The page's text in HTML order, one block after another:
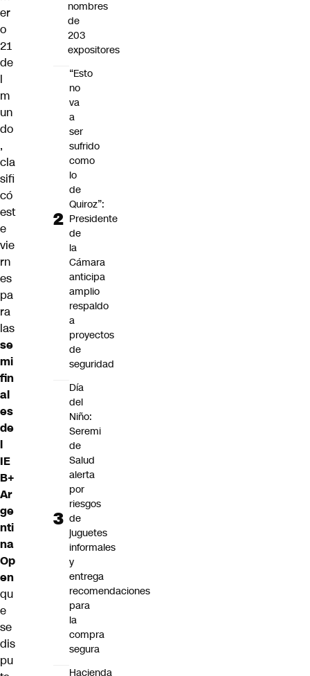
er
o
21
de
l
m
un
do
,
cla
sifi
có
est
e
vie
rn
es
pa
ra
las
se
mi
fin
al
es
de
l
IE
B+
Ar
ge
nti
na
Op
en
qu
e
se
dis
pu
nombres
de
203
expositores
“Esto
no
va
a
ser
sufrido
como
lo
de
Quiroz”:
Presidente
de
la
Cámara
anticipa
amplio
respaldo
a
proyectos
de
seguridad
Día
del
Niño:
Seremi
de
Salud
alerta
por
riesgos
de
juguetes
informales
y
entrega
recomendaciones
para
la
compra
segura
Hacienda